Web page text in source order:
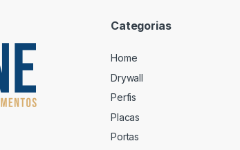
Categorias
Home
Drywall
Perfis
Placas
Portas